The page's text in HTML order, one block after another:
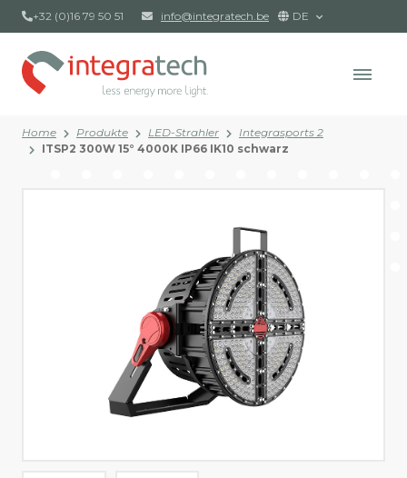
+32 (0)16 79 50 51 info@integratech.be DE
Home Produkte LED-Strahler
Integrasports 2
ITSP2 300W 15° 4000K IP66 IK10 schwarz